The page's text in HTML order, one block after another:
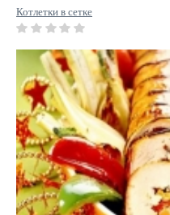
Котлетки в сетке